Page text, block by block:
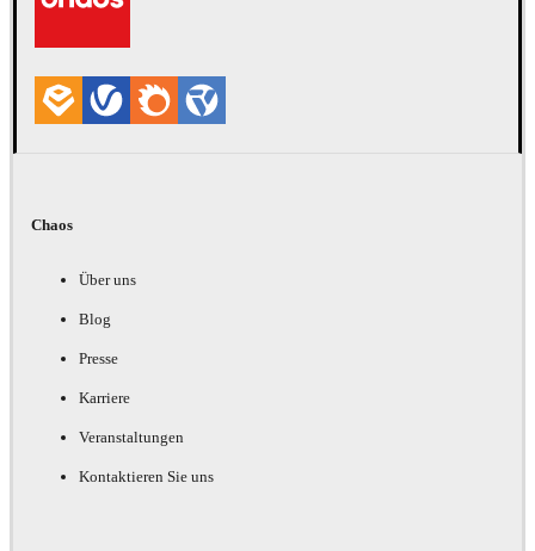
Chaos
Über uns
Blog
Presse
Karriere
Veranstaltungen
Kontaktieren Sie uns